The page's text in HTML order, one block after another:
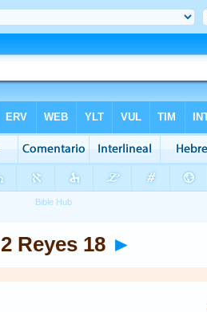
2 Reyes 18 ►